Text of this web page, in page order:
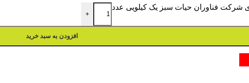
شرکت فناوران حیات سبز یک کیلویی عدد
+
افزودن به سبد خرید